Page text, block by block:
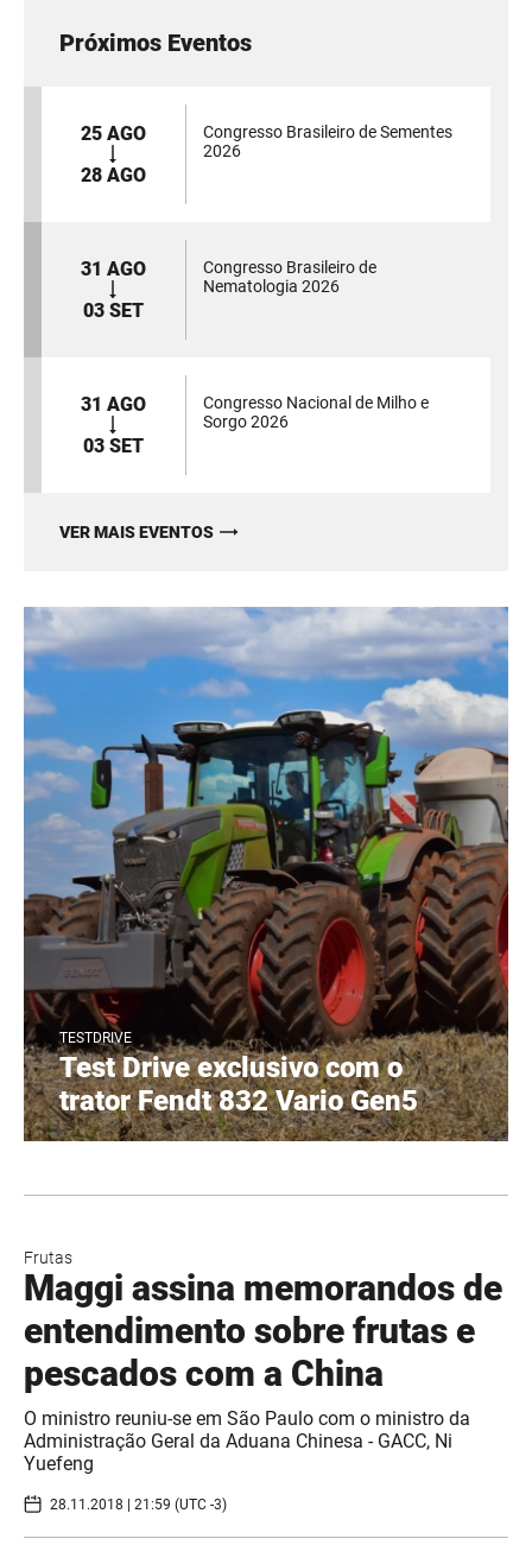
Próximos Eventos
25 AGO
28 AGO
Congresso Brasileiro de Sementes
2026
31 AGO
03 SET
Congresso Brasileiro de
Nematologia 2026
31 AGO
03 SET
Congresso Nacional de Milho e
Sorgo 2026
VER MAIS EVENTOS
TESTDRIVE
Test Drive exclusivo com o
trator Fendt 832 Vario Gen5
Frutas
Maggi assina memorandos de
entendimento sobre frutas e
pescados com a China
O ministro reuniu-se em São Paulo com o ministro da
Administração Geral da Aduana Chinesa - GACC, Ni
Yuefeng
28.11.2018 | 21:59 (UTC -3)